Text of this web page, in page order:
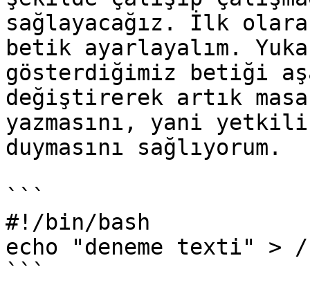
sağlayacağız. İlk
betik ayarlayalım.
gösterdiğimiz betiği
değiştirerek artık
yazmasını, yani
duymasını sağlıyorum.
```
#!/bin/bash
echo "deneme texti" >
```